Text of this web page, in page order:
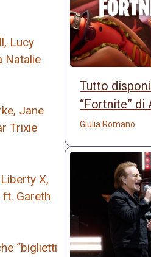
Lucy
Natalie
Jane
Trixie
X,
Gareth
“biglietti
Tutto
“Fortnite” di
Giulia Romano